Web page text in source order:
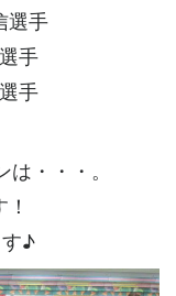
手
手
手
・・・。
♪